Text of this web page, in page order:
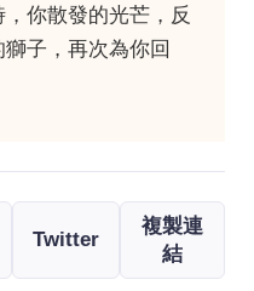
你散發的光芒，反
子，再次為你回
Twitter
複製連
結